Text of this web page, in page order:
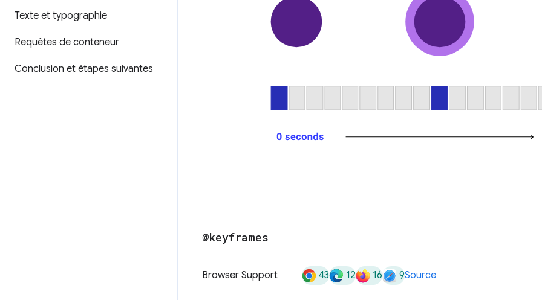
Texte et typographie
Requêtes de conteneur
Conclusion et étapes suivantes
@keyframes
Browser Support 43 12 16 9Source